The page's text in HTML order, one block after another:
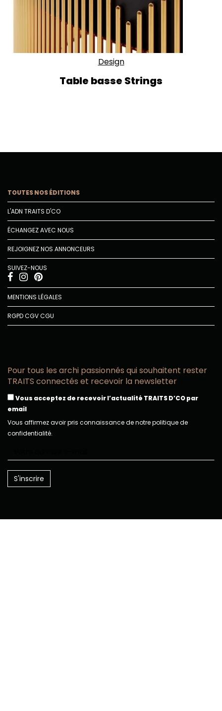
Design
Table basse Strings
TOUTES NOS ÉDITIONS
L'ADN TRAITS D'CO
ÉCHANGEZ AVEC NOUS
REJOIGNEZ NOS ANNONCEURS
SUIVEZ-NOUS
MENTIONS LÉGALES
RGPDCGVCGU
Pour tous les archi passionnés qui souhaitent rester
TRAITS connectés et recevoir la newsletter
Vous acceptez de recevoir l’actualité TRAITS D’CO par
email
Vous affirmez avoir pris connaissance de notre politique de
confidentialité.